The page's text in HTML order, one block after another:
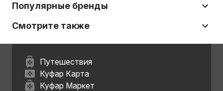
Популярные бренды
Смотрите также
Путешествия
Куфар Карта
Куфар Маркет